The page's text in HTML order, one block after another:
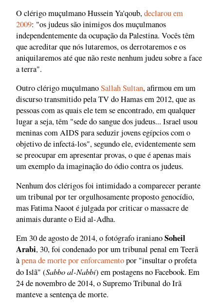
O clérigo muçulmano Hussein Ya'qoub,declarou em
2009: "os judeus são inimigos dos muçulmanos
independentemente da ocupação da Palestina. Vocês têm
que acreditar que nós lutaremos, os derrotaremos e os
aniquilaremos até que não reste nenhum judeu sobre a face
a terra".
Outro clérigo muçulmanoSallah Sultan, afirmou em um
discurso transmitido pela TV do Hamas em 2012, que as
pessoas com as quais ele tem se encontrado, em qualquer
lugar a seja, têm "sede do sangue dos judeus... Israel usou
meninas com AIDS para seduzir jovens egípcios com o
objetivo de infectá-los", segundo ele, evidentemente sem
se preocupar em apresentar provas, o que é apenas mais
um exemplo da imaginação do ódio contra os judeus.
Nenhum dos clérigos foi intimidado a comparecer perante
um tribunal por ter orgulhosamente proposto genocídio,
mas Fatima Naoot é julgada por criticar o massacre de
animais durante o Eid al-Adha.
Em 30 de agosto de 2014, o fotógrafo iranianoSoheil
Arabi, 30, foi condenado por um tribunal penal em Teerã
àpena de morte por enforcamentopor "insultar o profeta
do Islã" (Sabbo al-Nabbi) em postagens no Facebook. Em
24 de novembro de 2014, o Supremo Tribunal do Irã
manteve a sentença de morte.